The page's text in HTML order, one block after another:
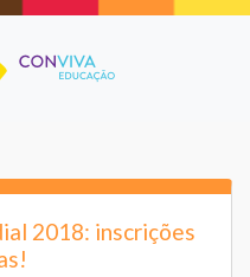
2018: inscrições